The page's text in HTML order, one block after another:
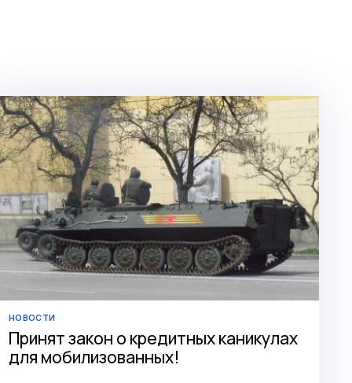
НОВОСТИ
Принят закон о кредитных каникулах
для мобилизованных!